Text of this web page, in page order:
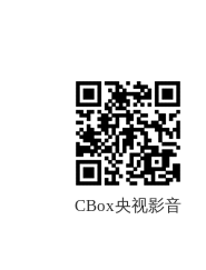
CBox央视影音